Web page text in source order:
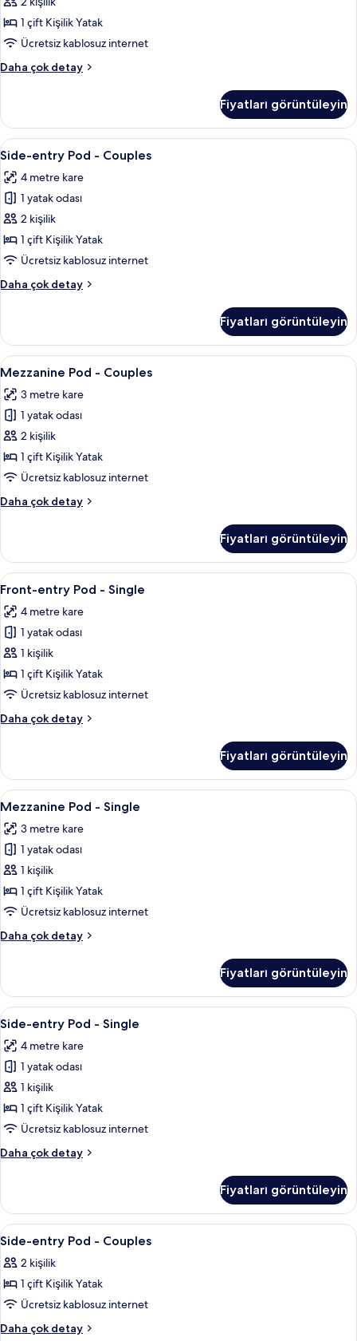
için
tüm
görün
1 çift Kişilik Yatak
Ücretsiz kablosuz internet
Daha çok detay
Front-
Couples
hakkında
daha
detay
Fiyatları görüntüleyin
Side-
entry
Pod
-
Couples
için
tüm
görün
Kaliteli yatak takımı, memory foam
8
Side-entry Pod - Couples
4 metre kare
1 yatak odası
2 kişilik
1 çift Kişilik Yatak
Ücretsiz kablosuz internet
Daha çok detay
Side-
Couples
hakkında
daha
detay
Fiyatları görüntüleyin
Mezzanine
Pod
-
Couples
için
tüm
fotoğrafları
Kaliteli yatak takımı, memory foam
9
Mezzanine Pod - Couples
3 metre kare
1 yatak odası
2 kişilik
1 çift Kişilik Yatak
Ücretsiz kablosuz internet
Daha çok detay
Mezzanine
hakkında
daha
fazla
Fiyatları görüntüleyin
Front-
entry
Pod
-
Single
için
tüm
görün
Kaliteli yatak takımı, memory foam
11
Front-entry Pod - Single
4 metre kare
1 yatak odası
1 kişilik
1 çift Kişilik Yatak
Ücretsiz kablosuz internet
Daha çok detay
Front-
Single
hakkında
daha
detay
Fiyatları görüntüleyin
Mezzanine
Pod
-
Single
için
tüm
fotoğrafları
Mezzanine Pod - Single | Kaliteli
10
Mezzanine Pod - Single
3 metre kare
1 yatak odası
1 kişilik
1 çift Kişilik Yatak
Ücretsiz kablosuz internet
Daha çok detay
Mezzanine
hakkında
daha
fazla
Fiyatları görüntüleyin
Side-
entry
Pod
-
Single
için
tüm
görün
Kaliteli yatak takımı, memory foam
8
Side-entry Pod - Single
4 metre kare
1 yatak odası
1 kişilik
1 çift Kişilik Yatak
Ücretsiz kablosuz internet
Daha çok detay
Side-
Single
hakkında
daha
detay
Fiyatları görüntüleyin
Side-
entry
Pod
-
Couples
için
Kaliteli yatak takımı, memory foam
2
Side-entry Pod - Couples
2 kişilik
1 çift Kişilik Yatak
Ücretsiz kablosuz internet
Daha çok detay
Side-